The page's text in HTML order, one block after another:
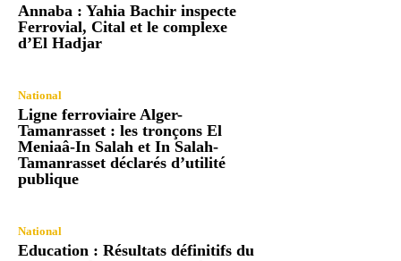
Annaba : Yahia Bachir inspecte
Ferrovial, Cital et le complexe
d’El Hadjar
National
Ligne ferroviaire Alger-
Tamanrasset : les tronçons El
Meniaâ-In Salah et In Salah-
Tamanrasset déclarés d’utilité
publique
National
Education : Résultats définitifs du